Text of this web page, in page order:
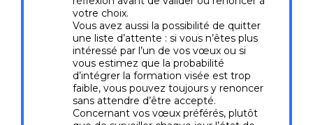
votre choix.
Vous avez aussi la possibilité de quitter
une liste d’attente : si vous n’êtes plus
intéressé par l’un de vos vœux ou si
vous estimez que la probabilité
d’intégrer la formation visée est trop
faible, vous pouvez toujours y renoncer
sans attendre d’être accepté.
Concernant vos vœux préférés, plutôt